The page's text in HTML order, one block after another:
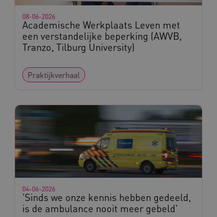
Academische Werkplaats Leven met
een verstandelijke beperking (AWVB,
Tranzo, Tilburg University)
08-06-2026
Praktijkverhaal
'Sinds we onze kennis hebben gedeeld,
is de ambulance nooit meer gebeld'
04-06-2026
__Secure-YNID
.youtube.com
__Secure-
ROLLOUT_TOKEN
.youtube.com
FPLC .kennispleingehandicaptensector.nl
__cf_bm
Cloudflare Inc.
.vimeo.com
BCSessionID
Google Privacy Policy